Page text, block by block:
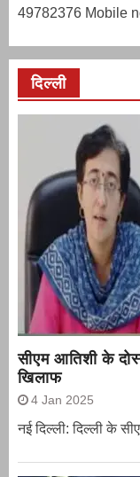
49782376 Mobile
दिल्ली
सीएम आतिशी के
खिलाफ
4 Jan 2025
नई दिल्ली: दिल्ली के